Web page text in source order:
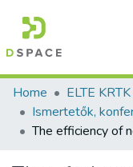
Home